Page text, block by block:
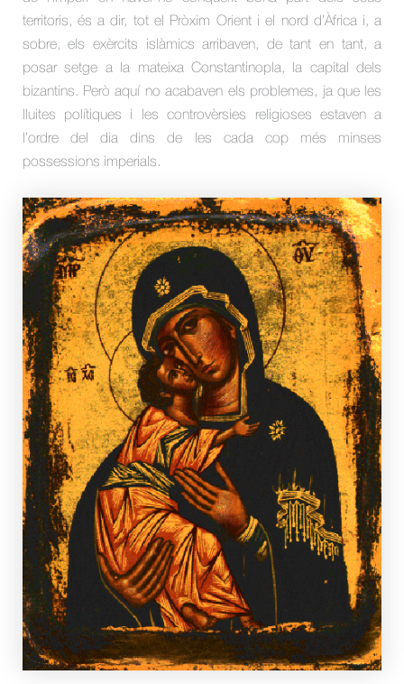
territoris, és a dir, tot el Pròxim Orient i el nord d’Àfrica i, a
sobre, els exèrcits islàmics arribaven, de tant en tant, a
posar setge a la mateixa Constantinopla, la capital dels
bizantins. Però aquí no acabaven els problemes, ja que les
lluites polítiques i les controvèrsies religioses estaven a
l’ordre del dia dins de les cada cop més minses
possessions imperials.